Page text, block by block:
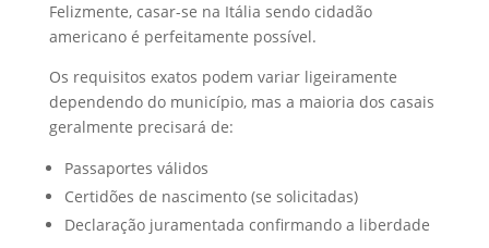
Felizmente, casar-se na Itália sendo cidadão
americano é perfeitamente possível.
Os requisitos exatos podem variar ligeiramente
dependendo do município, mas a maioria dos casais
geralmente precisará de:
Passaportes válidos
Certidões de nascimento (se solicitadas)
Declaração juramentada confirmando a liberdade